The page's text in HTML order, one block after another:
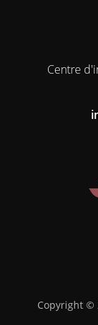
Centre
Copyright ©